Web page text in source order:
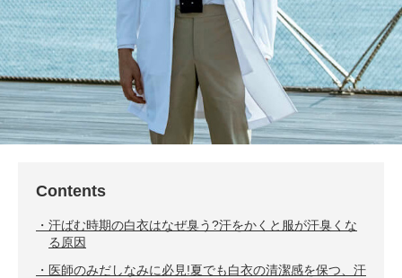
Contents
汗ばむ時期の白衣はなぜ臭う?汗をかくと服が汗臭くな
る原因
医師のみだしなみに必見!夏でも白衣の清潔感を保つ、汗